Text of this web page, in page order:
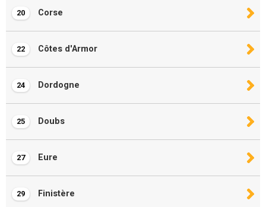
20 Corse
22 Côtes d'Armor
24 Dordogne
25 Doubs
27 Eure
29 Finistère